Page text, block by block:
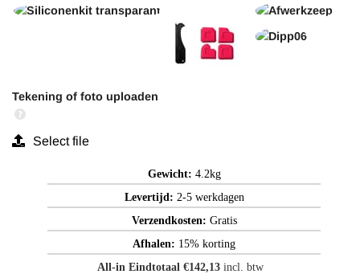
Tekening of foto uploaden
Select file
Gewicht: 4.2kg
Levertijd: 2-5 werkdagen
Verzendkosten: Gratis
Afhalen: 15% korting
All-in Eindtotaal €142,13incl. btw